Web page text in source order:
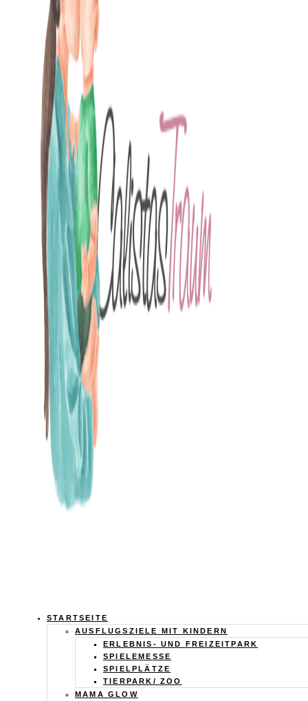
Calistas
Traum
STARTSEITE
AUSFLUGSZIELE MIT KINDERN
ERLEBNIS- UND FREIZEITPARK
SPIELEMESSE
SPIELPLÄTZE
TIERPARK/ ZOO
MAMA GLOW